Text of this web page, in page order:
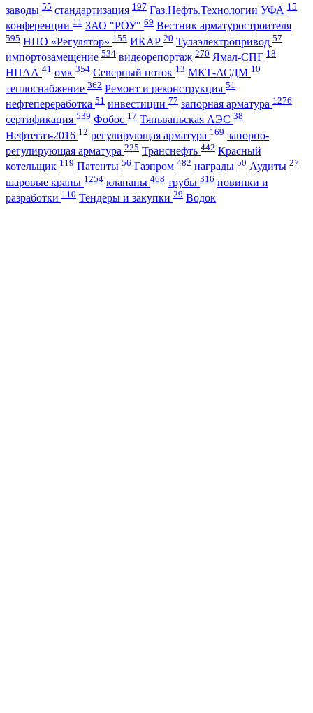
заводы 55 стандартизация 197 Газ.Нефть.Технологии УФА 15
конференции 11 ЗАО "РОУ" 69 Вестник арматуростроителя
595 НПО «Регулятор» 155 ИКАР 20 Тулаэлектропривод 57
импортозамещение 534 видеорепортаж 270 Ямал-СПГ 18
НПАА 41 омк 354 Северный поток 13 МКТ-АСДМ 10
теплоснабжение 362 Ремонт и реконструкция 51
нефтепереработка 51 инвестиции 77 запорная арматура 1276
сертификация 539 Фобос 17 Тяньваньская АЭС 38
Нефтегаз-2016 12 регулирующая арматура 169 запорно-
регулирующая арматура 225 Транснефть 442 Красный
котельщик 119 Патенты 56 Газпром 482 награды 50 Аудиты 27
шаровые краны 1254 клапаны 468 трубы 316 новинки и
разработки 110 Тендеры и закупки 29 Водок